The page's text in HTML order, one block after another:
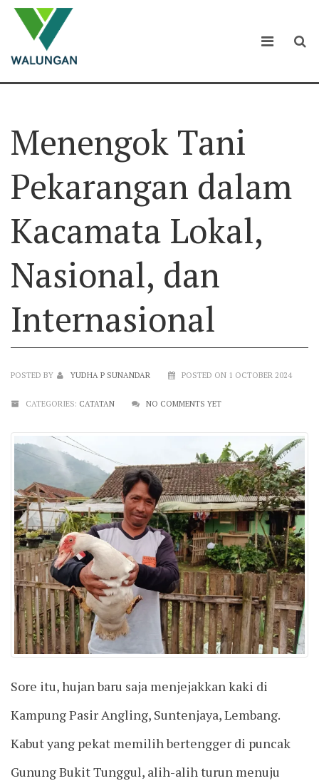
Menengok Tani
Pekarangan dalam
Kacamata Lokal,
Nasional, dan
Internasional
POSTED BY YUDHA P SUNANDAR POSTED ON 1 OCTOBER 2024
CATEGORIES: CATATAN NO COMMENTS YET
Sore itu, hujan baru saja menjejakkan kaki di
Kampung Pasir Angling, Suntenjaya, Lembang.
Kabut yang pekat memilih bertengger di puncak
Gunung Bukit Tunggul, alih-alih turun menuju